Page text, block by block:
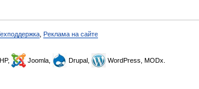
Реклама на сайте
Joomla, Drupal, WordPress, MODx.